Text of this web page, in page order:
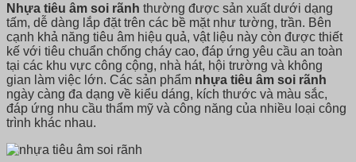
Nhựa tiêu âm soi rãnh thường được sản xuất dưới dạng
tấm, dễ dàng lắp đặt trên các bề mặt như tường, trần. Bên
cạnh khả năng tiêu âm hiệu quả, vật liệu này còn được thiết
kế với tiêu chuẩn chống cháy cao, đáp ứng yêu cầu an toàn
tại các khu vực công cộng, nhà hát, hội trường và không
gian làm việc lớn. Các sản phẩm nhựa tiêu âm soi rãnh
ngày càng đa dạng về kiểu dáng, kích thước và màu sắc,
đáp ứng nhu cầu thẩm mỹ và công năng của nhiều loại công
trình khác nhau.